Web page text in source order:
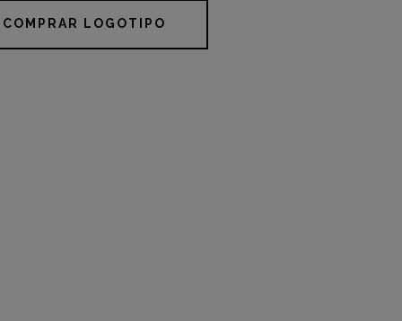
COMPRAR LOGOTIPO